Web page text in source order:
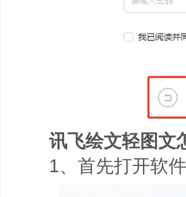
讯飞绘文轻图文
1、首先打开软件